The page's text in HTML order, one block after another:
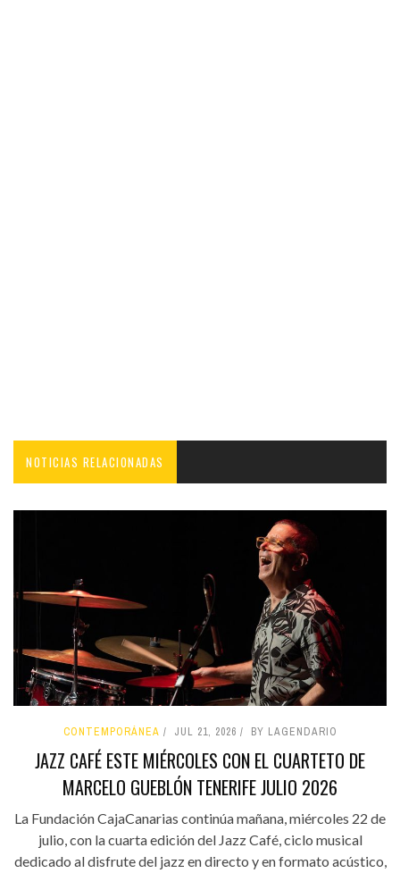
NOTICIAS RELACIONADAS
CONTEMPORÁNEA JUL 21, 2026 BY LAGENDARIO
JAZZ CAFÉ ESTE MIÉRCOLES CON EL CUARTETO DE
MARCELO GUEBLÓN TENERIFE JULIO 2026
La Fundación CajaCanarias continúa mañana, miércoles 22 de
julio, con la cuarta edición del Jazz Café, ciclo musical
dedicado al disfrute del jazz en directo y en formato acústico,